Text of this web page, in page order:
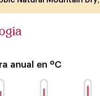
anual en ºC